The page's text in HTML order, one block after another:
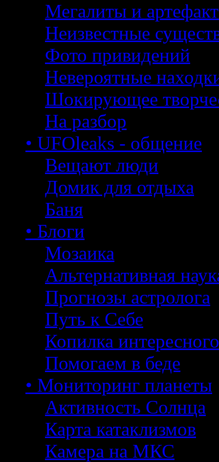
Мегалиты и
Неизвестные
Фото привидений
Невероятные
Шокирующее
На разбор
• UFOleaks - общение
Вещают люди
Домик для отдыха
Баня
• Блоги
Мозаика
Альтернативная
Прогнозы астролога
Путь к Себе
Копилка интересного
Помогаем в беде
• Мониторинг планеты
Активность Солнца
Карта катаклизмов
Камера на МКС